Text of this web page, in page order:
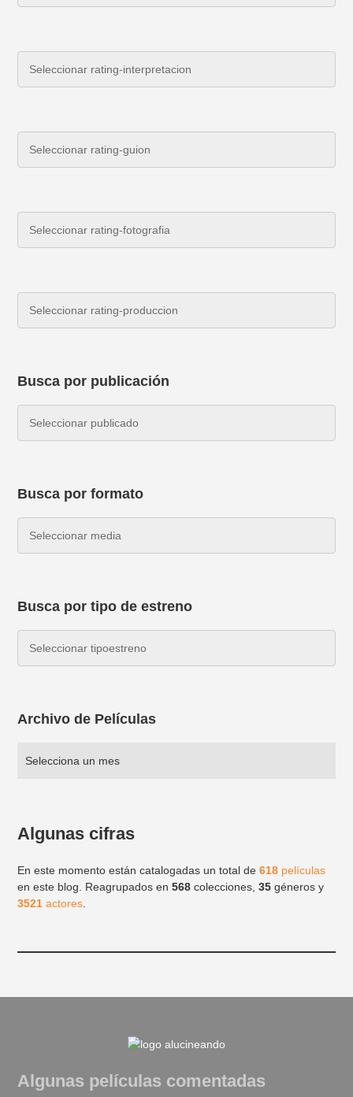
Busca por publicación
Busca por formato
Busca por tipo de estreno
Archivo de Películas
Algunas cifras
En este momento están catalogadas un total de618 películas
en este blog. Reagrupados en568 colecciones,35 géneros y
3521 actores
Algunas películas comentadas